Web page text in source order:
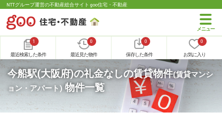
NTTグループ運営の不動産総合サイト goo住宅・不動産
1
最近検索した条件
0
最近見た物件
0
保存した条件
0
お気に入り
今船駅(大阪府)の礼金なしの賃貸物件(賃貸マンシ
ョン・アパート) 物件一覧